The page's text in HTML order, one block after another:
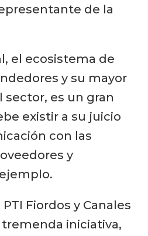
de la
el ecosistema de
y su mayor
es un gran
existir a su juicio
con las
y
Fiordos y Canales
tremenda iniciativa,